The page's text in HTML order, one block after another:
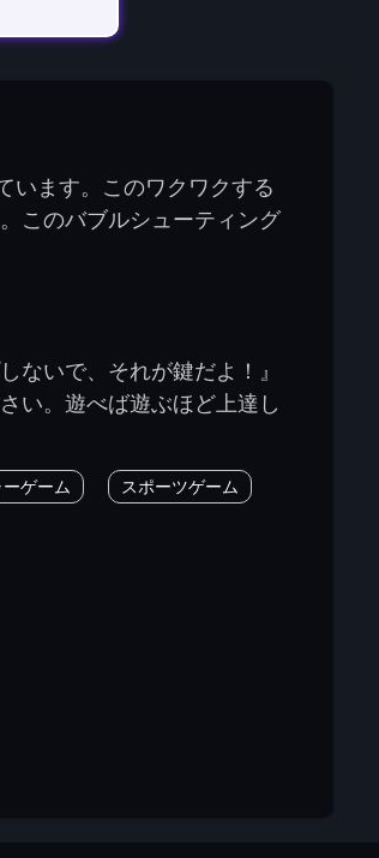
います。このワクワクする
このバブルシューティング
ないで、それが鍵だよ！』
い。遊べば遊ぶほど上達し
ゲーム スポーツゲーム